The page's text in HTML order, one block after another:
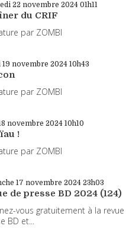
22 novembre 2024 01h11
du CRIF
par ZOMBI
novembre 2024 10h43
par ZOMBI
novembre 2024 10h10
!
par ZOMBI
17 novembre 2024 23h03
de presse BD 2024 (124)
vous gratuitement à la
BD et...